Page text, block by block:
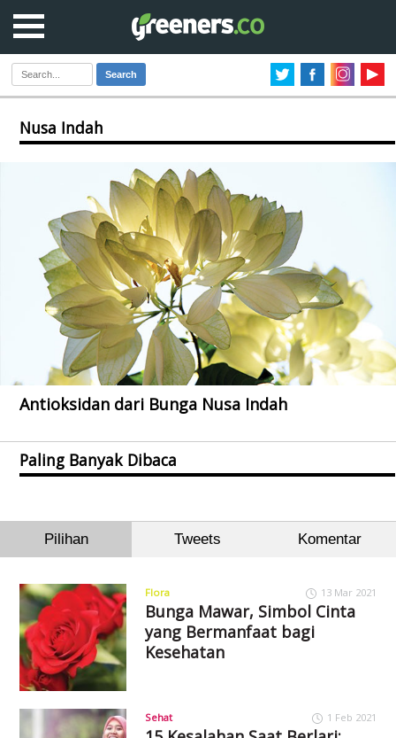
Search
Nusa Indah
Antioksidan dari Bunga Nusa Indah
Paling Banyak Dibaca
Pilihan Tweets Komentar
Flora 13 Mar 2021
Bunga Mawar, Simbol Cinta
yang Bermanfaat bagi
Kesehatan
Sehat 1 Feb 2021